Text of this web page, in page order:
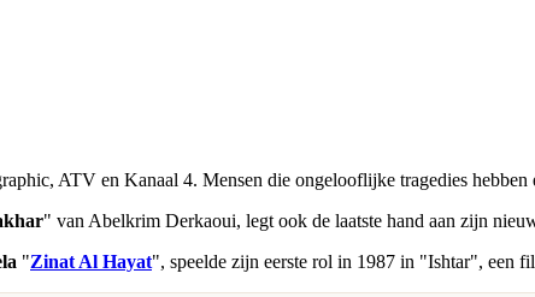
ATV en Kanaal 4. Mensen die ongelooflijke tragedies hebben
" van Abelkrim Derkaoui, legt ook de laatste hand aan zijn
"Zinat Al Hayat", speelde zijn eerste rol in 1987 in "Ishtar", een